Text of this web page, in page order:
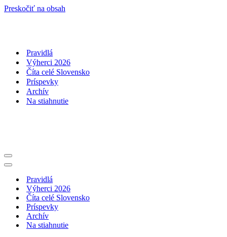
Preskočiť na obsah
Pravidlá
Výherci 2026
Číta celé Slovensko
Príspevky
Archív
Na stiahnutie
Menu
navigácie
Menu
navigáciePravidlá
Výherci 2026
Číta celé Slovensko
Príspevky
Archív
Na stiahnutie